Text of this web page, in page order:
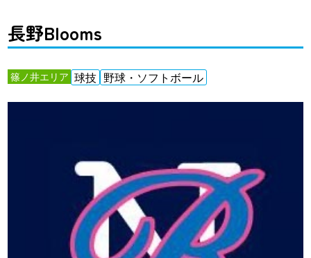
長野Blooms
篠ノ井エリア 球技 野球・ソフトボール